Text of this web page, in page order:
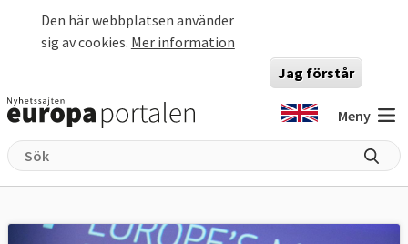
Den här webbplatsen använder
sig av cookies. Mer information
Jag förstår
Meny